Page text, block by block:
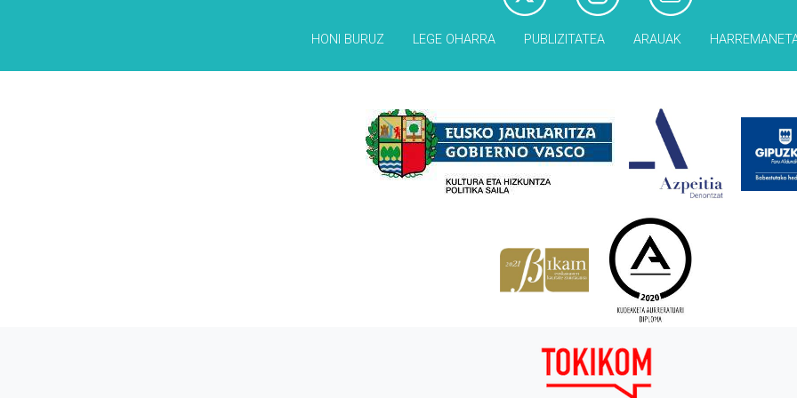
HONI BURUZ LEGE OHARRA PUBLIZITATEA ARAUAK